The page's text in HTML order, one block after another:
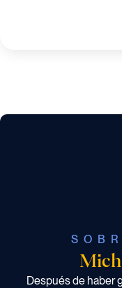
Después de haber